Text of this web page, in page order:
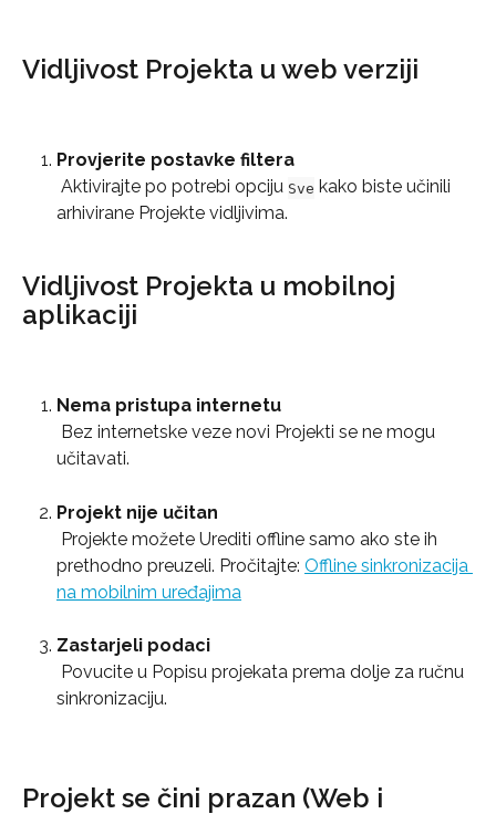
Vidljivost Projekta u web verziji
Provjerite postavke filtera
Aktivirajte po potrebi opciju Sve kako biste učinili
arhivirane Projekte vidljivima.
Vidljivost Projekta u mobilnoj
aplikaciji
Nema pristupa internetu
učitavati.
Projekt nije učitan
prethodno preuzeli. Pročitajte: Offline sinkronizacija
na mobilnim uređajima
Zastarjeli podaci
sinkronizaciju.
Projekt se čini prazan (Web i